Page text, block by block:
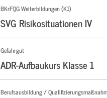
BKrFQG Weiterbildungen (K1)
SVG Risikosituationen IV
Gefahrgut
ADR-Aufbaukurs Klasse 1
Berufsausbildung /